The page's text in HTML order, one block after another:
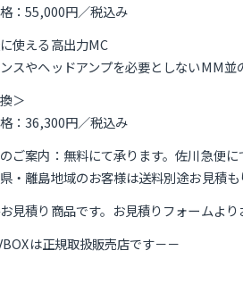
：55,000円／税込み
使える高出力MC
スやヘッドアンプを必要としないMM
＞
：36,300円／税込み
ご案内：無料にて承ります。佐川急便に
・離島地域のお客様は送料別途お見積も
見積り商品です。お見積りフォームより
は正規取扱販売店です－－